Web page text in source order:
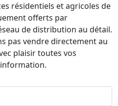
résidentiels et agricoles de
offerts par
de distribution au détail.
pas vendre directement au
plaisir toutes vos